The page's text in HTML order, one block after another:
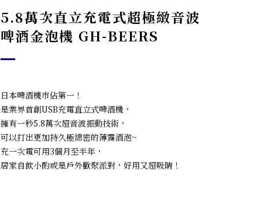
5.8萬次直立充電式超極緻音波
啤酒金泡機 GH-BEERS
日本啤酒機市佔第一！
是業界首創USB充電直立式啤酒機，
擁有一秒5.8萬次超音波振動技術，
可以打出更加持久極綿密的薄霧酒泡~
充一次電可用3個月至半年，
居家自飲小酌或是戶外歡聚派對，好用又超吸睛！